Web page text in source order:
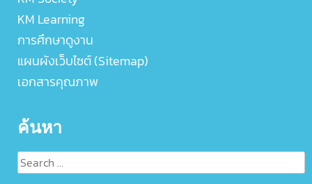
KM Learning
การศึกษาดูงาน
แผนผังเว็บไซต์ (Sitemap)
เอกสารคุณภาพ
ค้นหา
Search
for: